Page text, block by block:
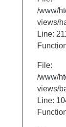
/www/
views/
Line: 97
File:
/www/
views/
Line:
/www/
views/
Line:
File:
/www/
views/
Line: